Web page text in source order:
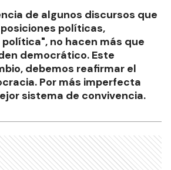
de algunos discursos que
políticas,
no hacen más que
democrático. Este
debemos reafirmar el
Por más imperfecta
sistema de convivencia.